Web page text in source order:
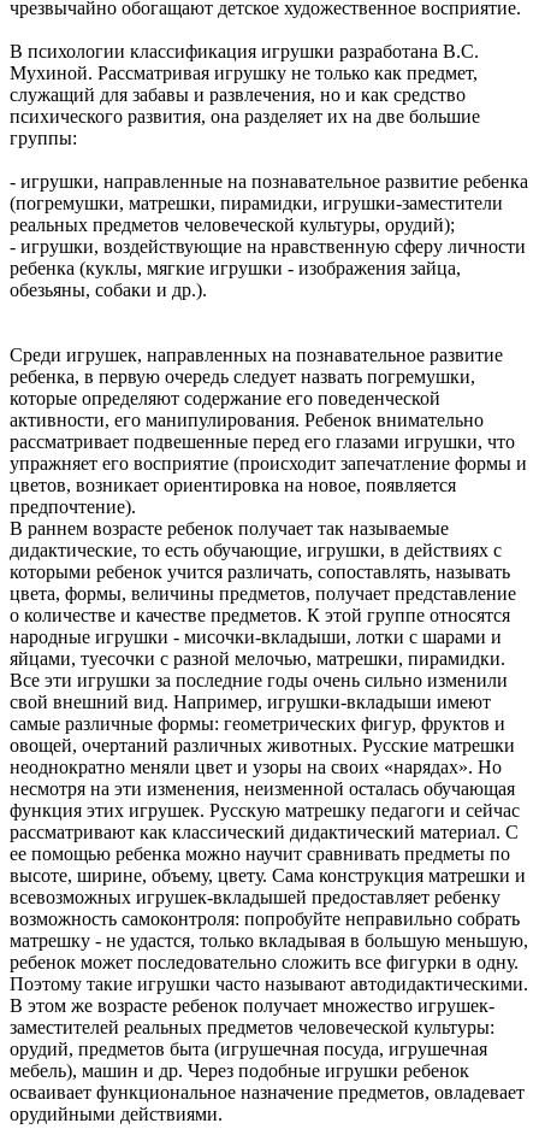
чрезвычайно обогащают детское художественное восприятие.
В психологии классификация игрушки разработана В.С.
Мухиной. Рассматривая игрушку не только как предмет,
служащий для забавы и развлечения, но и как средство
психического развития, она разделяет их на две большие
группы:
- игрушки, направленные на познавательное развитие ребенка
(погремушки, матрешки, пирамидки, игрушки-заместители
реальных предметов человеческой культуры, орудий);
- игрушки, воздействующие на нравственную сферу личности
ребенка (куклы, мягкие игрушки - изображения зайца,
обезьяны, собаки и др.).
Среди игрушек, направленных на познавательное развитие
ребенка, в первую очередь следует назвать погремушки,
которые определяют содержание его поведенческой
активности, его манипулирования. Ребенок внимательно
рассматривает подвешенные перед его глазами игрушки, что
упражняет его восприятие (происходит запечатление формы и
цветов, возникает ориентировка на новое, появляется
предпочтение).
В раннем возрасте ребенок получает так называемые
дидактические, то есть обучающие, игрушки, в действиях с
которыми ребенок учится различать, сопоставлять, называть
цвета, формы, величины предметов, получает представление
о количестве и качестве предметов. К этой группе относятся
народные игрушки - мисочки-вкладыши, лотки с шарами и
яйцами, туесочки с разной мелочью, матрешки, пирамидки.
Все эти игрушки за последние годы очень сильно изменили
свой внешний вид. Например, игрушки-вкладыши имеют
самые различные формы: геометрических фигур, фруктов и
овощей, очертаний различных животных. Русские матрешки
неоднократно меняли цвет и узоры на своих «нарядах». Но
несмотря на эти изменения, неизменной осталась обучающая
функция этих игрушек. Русскую матрешку педагоги и сейчас
рассматривают как классический дидактический материал. С
ее помощью ребенка можно научит сравнивать предметы по
высоте, ширине, объему, цвету. Сама конструкция матрешки и
всевозможных игрушек-вкладышей предоставляет ребенку
возможность самоконтроля: попробуйте неправильно собрать
матрешку - не удастся, только вкладывая в большую меньшую,
ребенок может последовательно сложить все фигурки в одну.
Поэтому такие игрушки часто называют автодидактическими.
В этом же возрасте ребенок получает множество игрушек-
заместителей реальных предметов человеческой культуры:
орудий, предметов быта (игрушечная посуда, игрушечная
мебель), машин и др. Через подобные игрушки ребенок
осваивает функциональное назначение предметов, овладевает
орудийными действиями.